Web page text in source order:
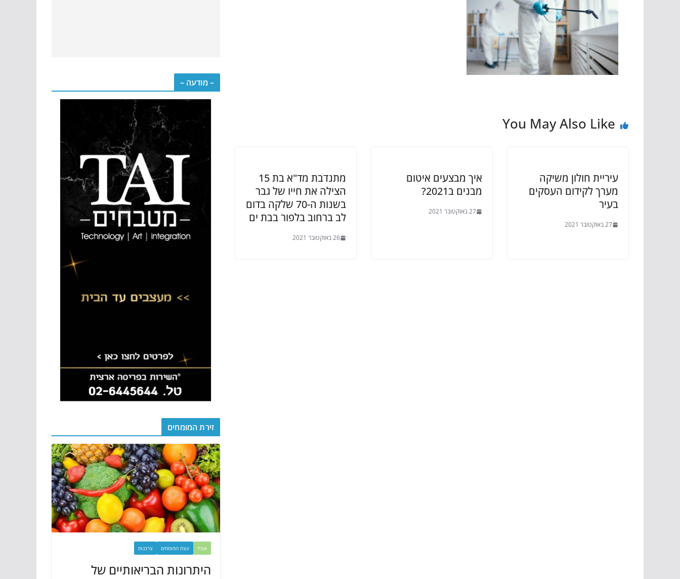
You May Also Like
עיריית חולון משיקה
מערך לקידום העסקים
בעיר
27 באוקטובר 2021
איך מבצעים איטום
מבנים ב2021?
27 באוקטובר 2021
מתנדבת מד"א בת 15
הצילה את חייו של גבר
בשנות ה-70 שלקה בדום
לב ברחוב בלפור בבת ים
26 באוקטובר 2021
– מודעה –
זירת המומחים
אוכל עצת המומחים צרכנות
היתרונות הבריאותיים של